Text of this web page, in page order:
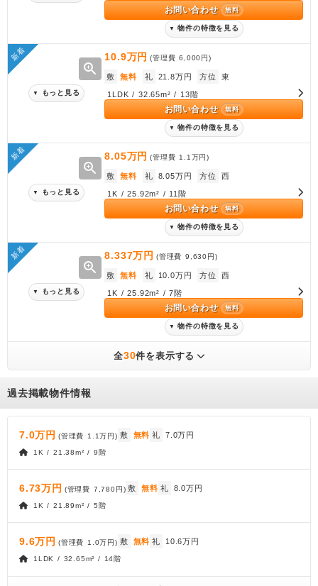
お問い合わせ 無料
▼ 物件の特徴を見る
新着
zoom_in
▼ もっと見る
10.9万円 (管理費6,000円)
敷 無料 礼 21.8万円 方位 東
1LDK / 32.65m² / 13階
お問い合わせ 無料
▼ 物件の特徴を見る
新着
zoom_in
▼ もっと見る
8.05万円 (管理費 1.1万円)
敷 無料 礼 8.05万円 方位 西
1K / 25.92m² / 11階
お問い合わせ 無料
▼ 物件の特徴を見る
新着
zoom_in
▼ もっと見る
8.337万円 (管理費 9,630円)
敷 無料 礼 10.0万円 方位 西
1K / 25.92m² / 7階
お問い合わせ 無料
▼ 物件の特徴を見る
全30件を表示する
過去掲載物件情報
7.0万円 (管理費 1.1万円) 敷 無料 礼 7.0万円
1K / 21.38m² / 9階
6.73万円 (管理費 7,780円) 敷 無料 礼 8.0万円
1K / 21.89m² / 5階
9.6万円 (管理費 1.0万円) 敷 無料 礼 10.6万円
1LDK / 32.65m² / 14階